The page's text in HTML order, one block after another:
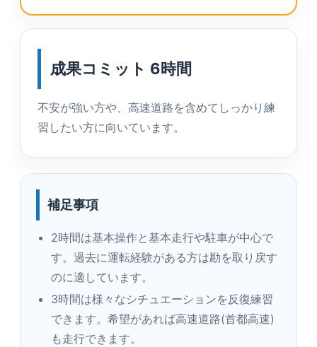
成果コミット 6時間
不安が強い方や、高速道路を含めてしっかり練
習したい方に向いています。
補足事項
2時間は基本操作と基本走行や駐車が中心で
す。過去に運転経験がある方は勘を取り戻す
のに適しています。
3時間は様々なシチュエーションを反復練習
できます。希望があれば高速道路(首都高速)
も走行できます。